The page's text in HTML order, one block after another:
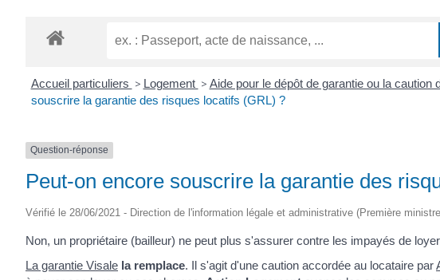
Accueil particuliers > Logement > Aide pour le dépôt de garantie ou la caution
souscrire la garantie des risques locatifs (GRL) ?
Question-réponse
Peut-on encore souscrire la garantie des
Vérifié le 28/06/2021 - Direction de l'information légale et administrative (Première
Non, un propriétaire (bailleur) ne peut plus s'assurer contre les impayés de
La garantie Visale la remplace. Il s'agit d'une caution accordée au locataire par